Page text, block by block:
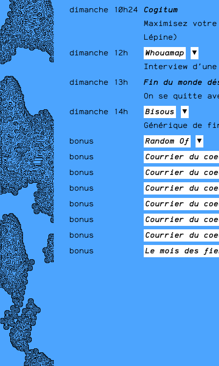
dimanche 10h24
Cogitum
Maximisez
Lépine)
dimanche 12h
Whouamap
▼
Interview
dimanche 13h
Fin du monde
On se quitte
dimanche 14h
Bisous
▼
Générique de
bonus
Random Of
▼
bonus
Courrier du
bonus
Courrier du
bonus
Courrier du
bonus
Courrier du
bonus
Courrier du
bonus
Courrier du
bonus
Le mois des